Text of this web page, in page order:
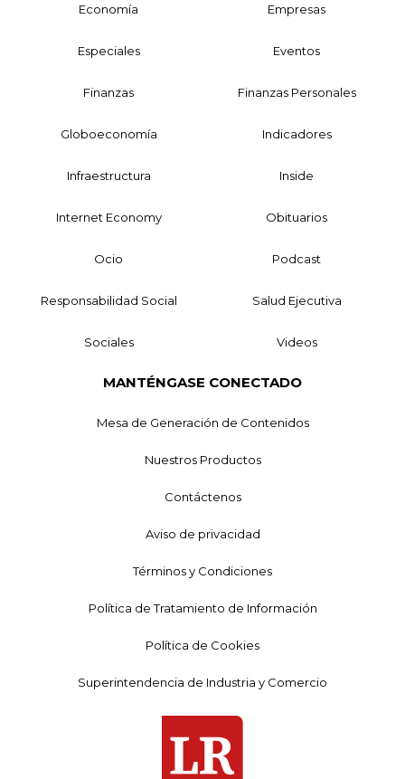
Economía Empresas
Especiales Eventos
Finanzas Finanzas Personales
Globoeconomía Indicadores
Infraestructura Inside
Internet Economy Obituarios
Ocio Podcast
Responsabilidad Social Salud Ejecutiva
Sociales Videos
MANTÉNGASE CONECTADO
Mesa de Generación de Contenidos
Nuestros Productos
Contáctenos
Aviso de privacidad
Términos y Condiciones
Política de Tratamiento de Información
Política de Cookies
Superintendencia de Industria y Comercio